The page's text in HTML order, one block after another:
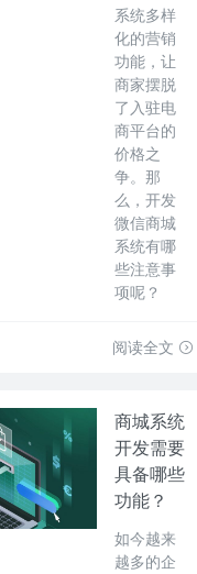
系统多样
化的营销
功能，让
商家摆脱
了入驻电
商平台的
价格之
争。那
么，开发
微信商城
系统有哪
些注意事
项呢？
阅读全文
商城系统
开发需要
具备哪些
功能？
如今越来
越多的企